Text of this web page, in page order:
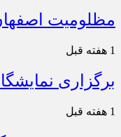
مظلومیت
1 هفته قبل
برگزاری
1 هفته قبل